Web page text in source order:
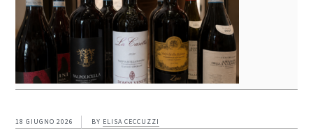
18 GIUGNO 2026 BY ELISA CECCUZZI